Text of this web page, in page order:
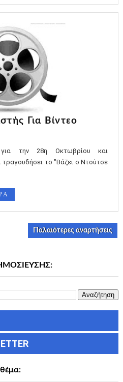
Για Βίντεο
για την 28η Οκτωβρίου και
τραγουδήσει το "Βάζει ο Ντούτσε
Παλαιότερες αναρτήσεις